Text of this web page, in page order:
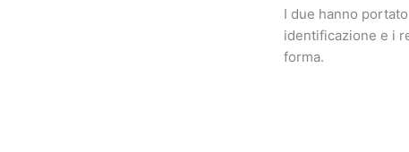
I due hanno
identificazione e i
forma.